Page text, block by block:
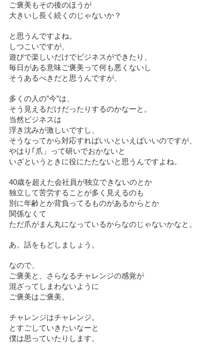
ご褒美もその後のほうが
大きいし長く続くのじゃないか？
と思うんですよね。
しつこいですが、
遊びで楽しいだけでビジネスができたり、
毎日がある意味ご褒美って何も悪くないし
そうあるべきだと思うんですが、
多くの人の”今”は、
そう見えるだけだったりするのかなーと。
当然ビジネスは
浮き沈みが激しいですし、
そうなってから対応すればいいといえばいいのですが、
やはり｢爪」って研いでおかないと
いざというときに役にたたないと思うんですよね。
40歳を超えた会社員が独立できないのとか
独立して苦労することが多く見えるのも
別に年齢とか背負ってるものがあるからとか
関係なくて
ただ爪がまん丸になっているからなのじゃないかなと。
あ。話をもどしましょう。
なので、
ご褒美と、さらなるチャレンジの感覚が
混ざってしまわないように
ご褒美はご褒美。
チャレンジはチャレンジ。
とすごしていきたいなーと
僕は思っていたりします。